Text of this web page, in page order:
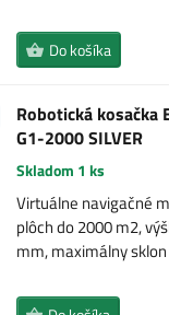
Do košíka
Robotická kosačka
G1-2000 SILVER
Skladom 1 ks
Virtuálne navigačné
plôch do 2000 m2,
mm, maximálny